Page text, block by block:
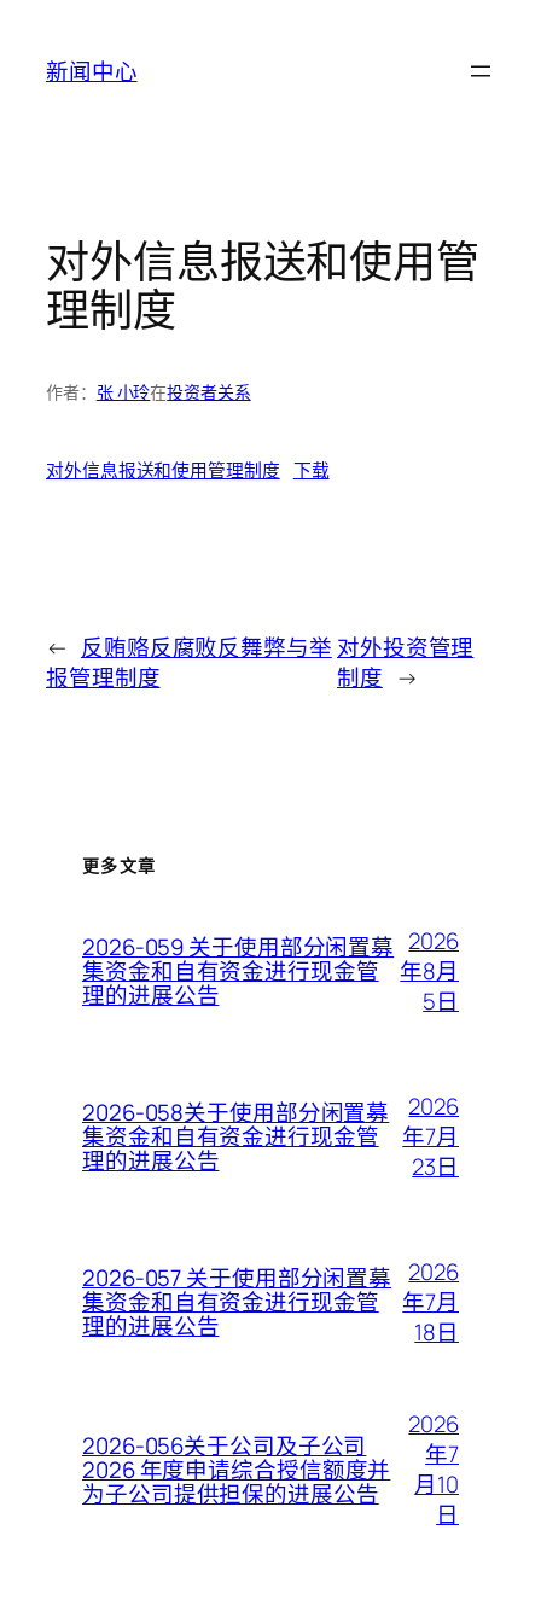
新闻中心
对外信息报送和使用管
理制度
作者： 张 小玲在投资者关系
对外信息报送和使用管理制度 下载
← 反贿赂反腐败反舞弊与举
报管理制度
对外投资管理
制度 →
更多文章
2026-059 关于使用部分闲置募
集资金和自有资金进行现金管
理的进展公告
2026
年8月
5日
2026-058关于使用部分闲置募
集资金和自有资金进行现金管
理的进展公告
2026
年7月
23日
2026-057 关于使用部分闲置募
集资金和自有资金进行现金管
理的进展公告
2026
年7月
18日
2026-056关于公司及子公司
2026 年度申请综合授信额度并
为子公司提供担保的进展公告
2026
年7
月10
日